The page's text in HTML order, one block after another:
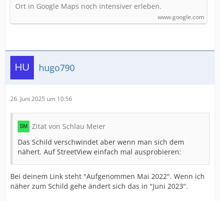
Ort in Google Maps noch intensiver erleben.
www.google.com
hugo790
26. Juni 2025 um 10:56
Zitat von Schlau Meier
Das Schild verschwindet aber wenn man sich dem
nähert. Auf StreetView einfach mal ausprobieren:
Bei deinem Link steht "Aufgenommen Mai 2022". Wenn ich
näher zum Schild gehe ändert sich das in "Juni 2023".